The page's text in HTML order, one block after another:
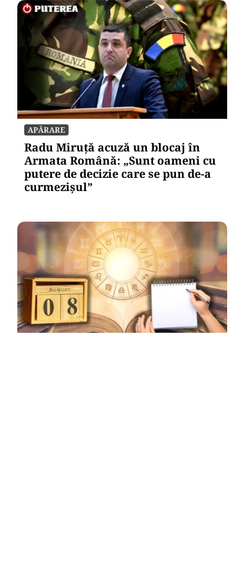
APĂRARE
Radu Miruță acuză un blocaj în
Armata Română: „Sunt oameni cu
putere de decizie care se pun de-a
curmezișul”